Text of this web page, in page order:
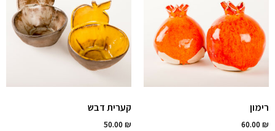
רימון
60.00₪
קערית דבש
50.00₪